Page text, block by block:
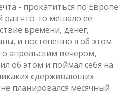
- прокатиться по Европе
что-то мешало ее
времени, денег,
и постепенно я об этом
апрельским вечером,
об этом и поймал себя на
сдерживающих
планировался месячный